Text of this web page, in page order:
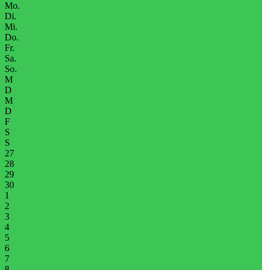
Mo.
Di.
Mi.
Do.
Fr.
Sa.
So.
M
D
M
D
F
S
S
27
28
29
30
1
2
3
4
5
6
7